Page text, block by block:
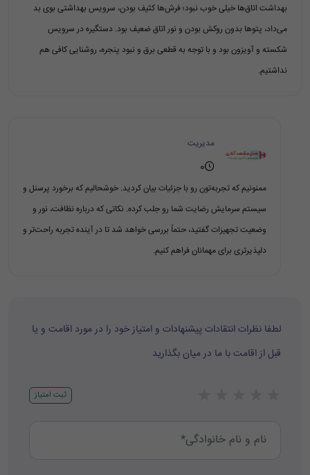
بهداشت اتاق‌ها خیلی خوب نبود؛ فرش‌ها کثیف بودن، سرویس بهداشتی بوی بد
می‌داد، پتوها بدون روکش بودن و نور اتاق ضعیف بود. دستگیره در سرویس
شکسته و آویزون بود و با توجه به قطعی برق و نبود پنجره، روشنایی کافی هم
نداشتیم.
مدیریت
0
ممنونیم که تجربه‌تون رو با جزئیات بیان کردید. خوشحالیم که برخورد پرسنل و
سیستم سرمایش رضایت شما رو جلب کرده. نکاتی که درباره نظافت، نور و
وضعیت تجهیزات گفتید، حتماً بررسی خواهد شد تا در آینده تجربه راحت‌تر و
دلپذیرتری برای مهمانان فراهم کنیم.
لطفا نظرات انتقادات پیشنهادات و امتیاز خود را در مورد اقامت و یا
قبل از اقامت با ما در میان بگذارید
ثبت امتیاز